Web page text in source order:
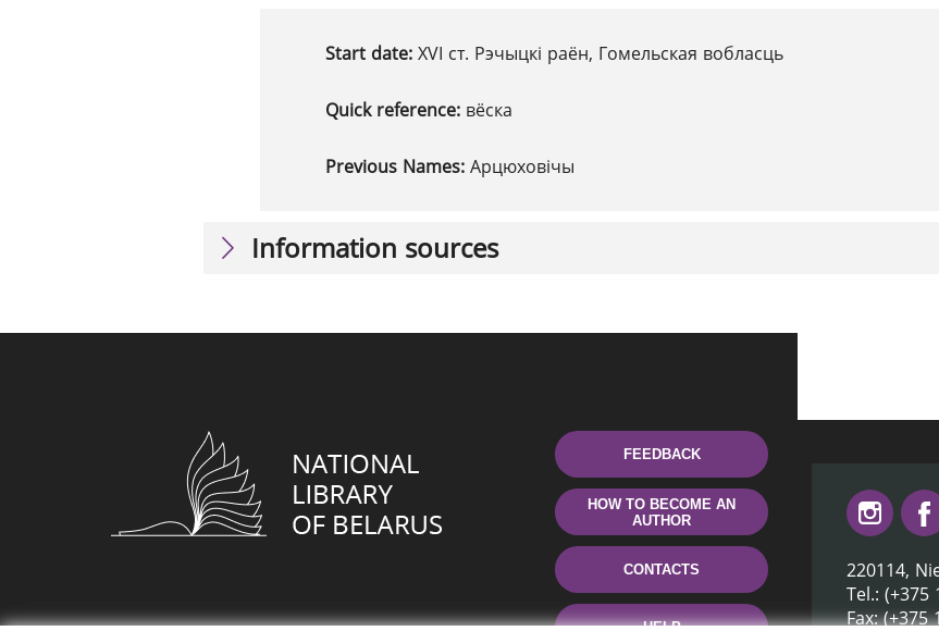
Start date: XVІ ст. Рэчыцкі раён, Гомельская вобласць
Quick reference: вёска
Previous Names: Арцюховічы
Information sources
FEEDBACK
HOW TO BECOME AN
AUTHOR
CONTACTS
HELP
220114,
Tel.: (+375
Fax: (+375